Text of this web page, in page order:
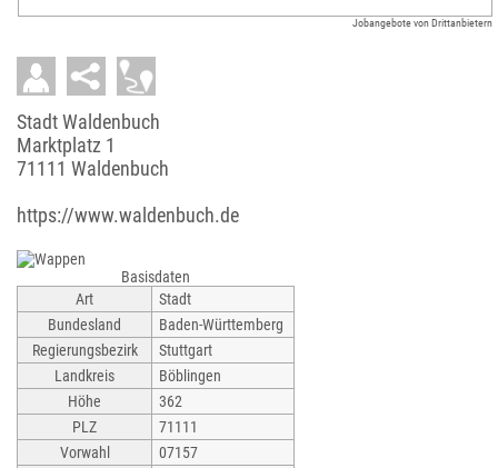
Jobangebote von Drittanbietern
Stadt Waldenbuch
Marktplatz 1
71111 Waldenbuch
https://www.waldenbuch.de
Basisdaten
Art
Stadt
Bundesland
Baden-Württemberg
Regierungsbezirk
Stuttgart
Landkreis
Böblingen
Höhe
362
PLZ
71111
Vorwahl
07157